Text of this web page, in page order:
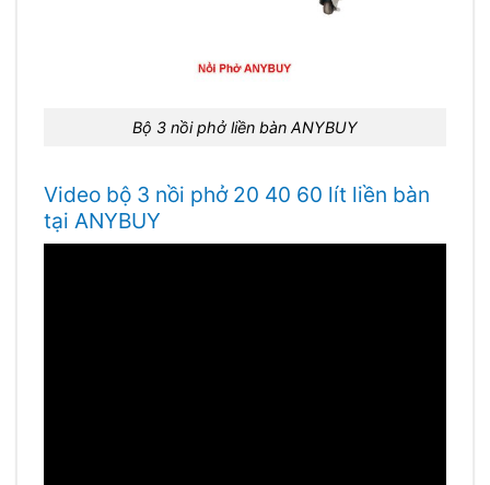
Bộ 3 nồi phở liền bàn ANYBUY
Video bộ 3 nồi phở 20 40 60 lít liền bàn
tại ANYBUY